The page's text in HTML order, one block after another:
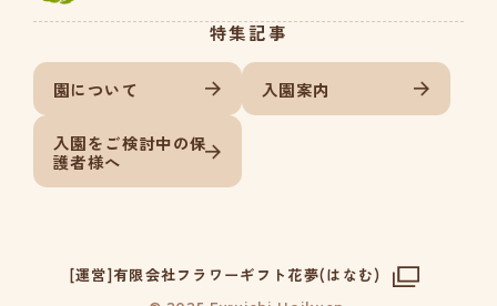
特集記事
園について 入園案内
入園をご検討中の保
護者様へ
[運営]有限会社フラワーギフト花夢(はなむ)